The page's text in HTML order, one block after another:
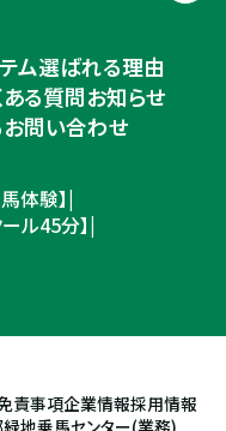
ム選ばれる理由
ある質問お知らせ
問い合わせ
体験】|
ル45分】|
責事項企業情報採用情報
地乗馬センター(業務)